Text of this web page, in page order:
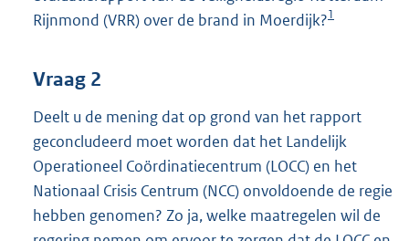
Rijnmond (VRR) over de brand in Moerdijk?1
Vraag 2
Deelt u de mening dat op grond van het rapport
geconcludeerd moet worden dat het Landelijk
Operationeel Coördinatiecentrum (LOCC) en het
Nationaal Crisis Centrum (NCC) onvoldoende de regie
hebben genomen? Zo ja, welke maatregelen wil de